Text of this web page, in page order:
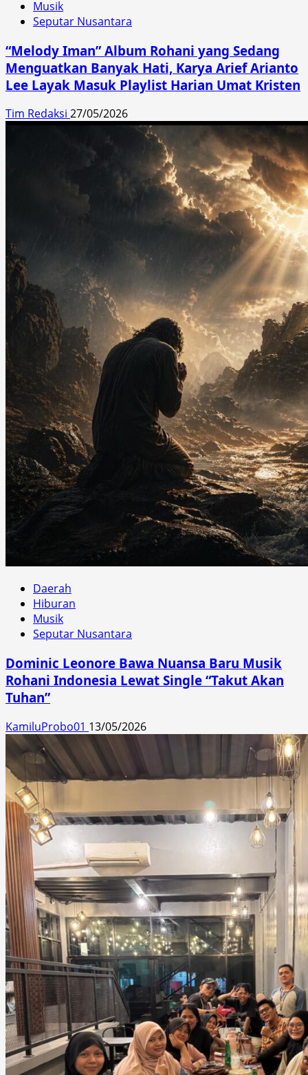
Musik
Seputar Nusantara
“Melody Iman” Album Rohani yang Sedang
Menguatkan Banyak Hati, Karya Arief Arianto
Lee Layak Masuk Playlist Harian Umat Kristen
Tim Redaksi 27/05/2026
Daerah
Hiburan
Musik
Seputar Nusantara
Dominic Leonore Bawa Nuansa Baru Musik
Rohani Indonesia Lewat Single “Takut Akan
Tuhan”
KamiluProbo01 13/05/2026